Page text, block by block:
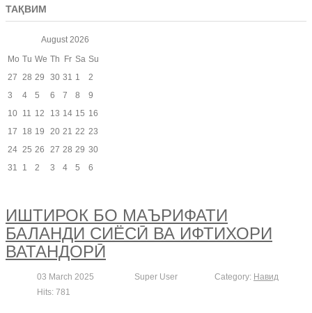
ТАҚВИМ
August 2026
Mo Tu We Th Fr Sa Su
27 28 29 30 31 1
2
3
4 5 6 7 8
9
10 11 12 13 14 15 16
17
18 19 20 21 22 23
24 25 26 27 28 29 30
31
1 2 3 4 5 6
ИШТИРОК БО МАЪРИФАТИ
БАЛАНДИ СИЁСӢ ВА ИФТИХОРИ
ВАТАНДОРӢ
03 March 2025 Super User Category: Навид
Hits: 781